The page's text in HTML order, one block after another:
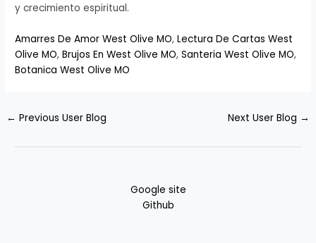
y crecimiento espiritual.
Amarres De Amor West Olive MO,Lectura De Cartas West
Olive MO,Brujos En West Olive MO,Santeria West Olive MO,
Botanica West Olive MO
← Previous User Blog Next User Blog →
Google site
Github